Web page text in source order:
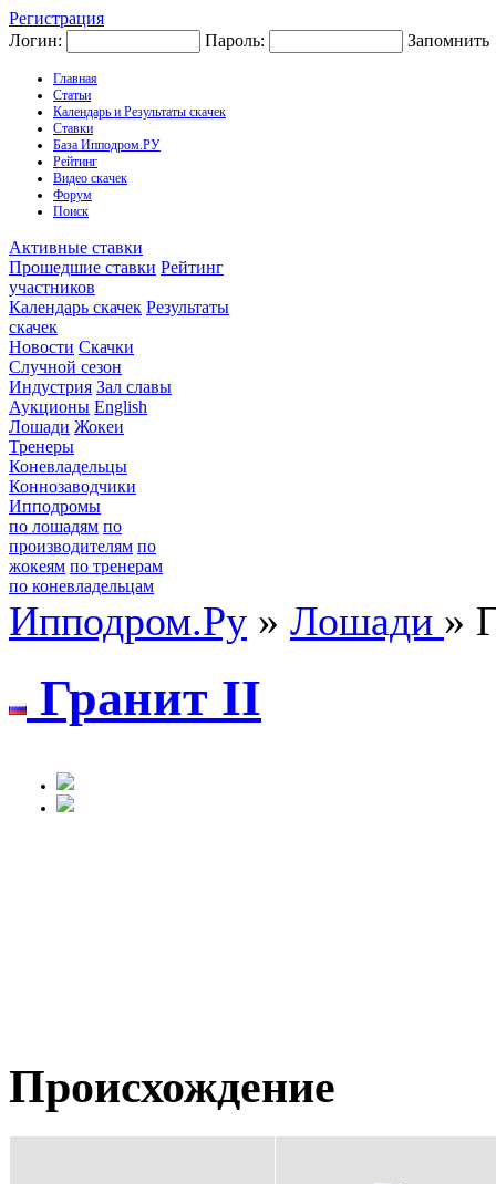
Регистрация
Логин:
Пароль: Запомнить
Главная
Статьи
Календарь и Результаты скачек
Ставки
База Ипподром.РУ
Рейтинг
Видео скачек
Форум
Поиск
Активные ставки
Прошедшие ставки Рейтинг
участников
Календарь скачек Результаты
скачек
Новости Скачки
Случной сезон
Индустрия Зал славы
Аукционы English
Лошади Жокеи
Тренеры
Коневладельцы
Коннозаводчики
Ипподромы
по лошадям по
производителям по
жокеям по тренерам
по коневладельцам
Ипподром.Ру » Лошади »
Гранит II
Происхождение